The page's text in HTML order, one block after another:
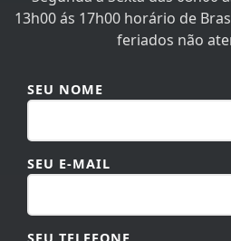
SEU E-MAIL
SEU TELEFONE